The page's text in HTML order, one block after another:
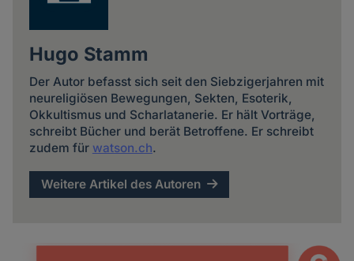
Hugo Stamm
Der Autor befasst sich seit den Siebzigerjahren mit
neureligiösen Bewegungen, Sekten, Esoterik,
Okkultismus und Scharlatanerie. Er hält Vorträge,
schreibt Bücher und berät Betroffene. Er schreibt
zudem für watson.ch.
Weitere Artikel des Autoren